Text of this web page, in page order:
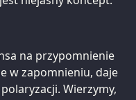
na przypomnienie
w zapomnieniu, daje
Wierzymy,